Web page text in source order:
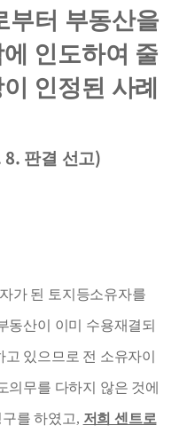
부터 부동산을
인도하여 줄
인정된 사례
8. 판결 선고)
가 된 토지등소유자를
동산이 이미 수용재결되
있으므로 전 소유자이
의무를 다하지 않은 것에
를 하였고, 저희 센트로